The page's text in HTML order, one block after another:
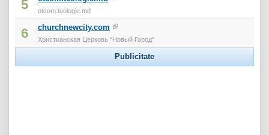
5 otcom.teologie.md
6 churchnewcity.com
Христианская Церковь "Новый Город"
Publicitate